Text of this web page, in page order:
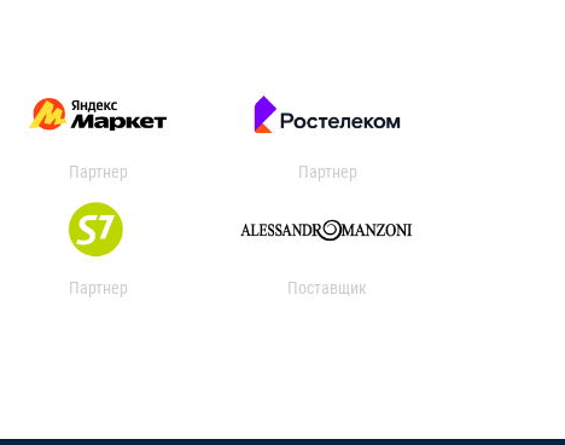
Партнер Партнер
Партнер Поставщик